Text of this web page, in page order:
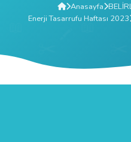
Anasayfa
Enerji Tasarrufu Haftası 2023